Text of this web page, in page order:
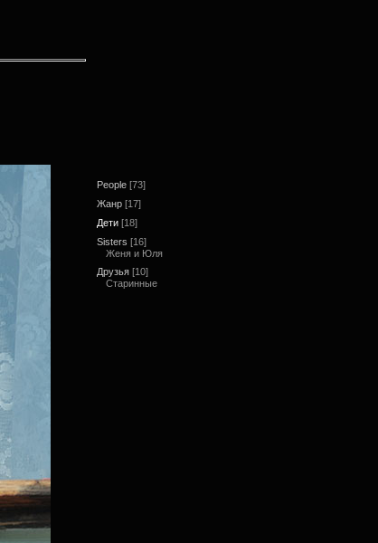
People [73]
Жанр [17]
Дети [18]
Sisters [16]
Женя и Юля
Друзья [10]
Старинные